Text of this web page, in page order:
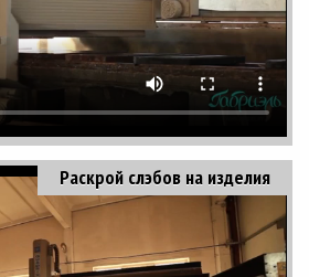
Раскрой слэбов на изделия